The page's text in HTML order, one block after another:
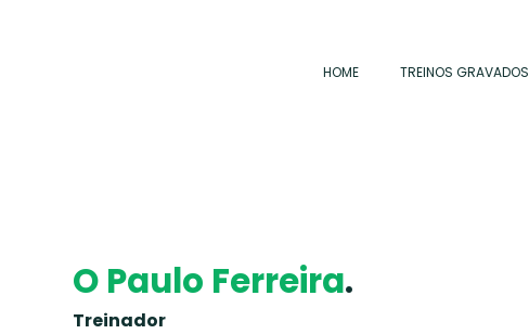
HOME TREINOS GRAVADOS
O Paulo Ferreira.
Treinador